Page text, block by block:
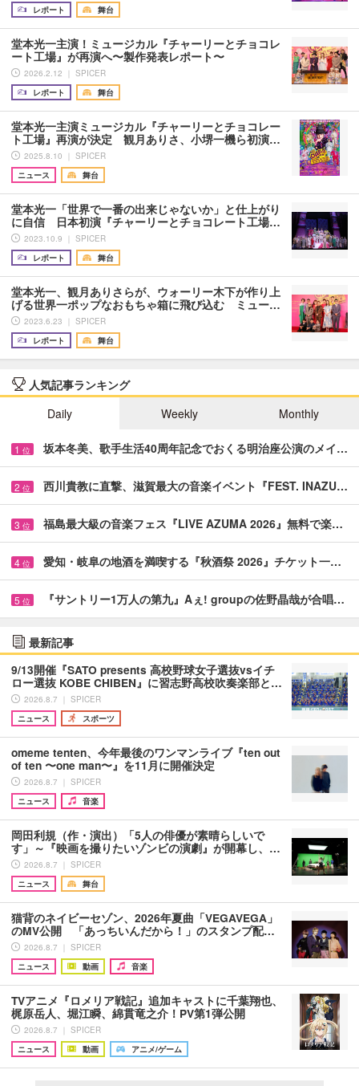
レポート 舞台
堂本光一主演！ミュージカル『チャーリーとチョコレ
ート工場』が再演へ〜製作発表レポート〜
2026.2.12 ｜ SPICER
レポート
舞台
堂本光一主演ミュージカル『チャーリーとチョコレー
ト工場』再演が決定 観月ありさ、小堺一機ら初演…
2025.8.10 ｜ SPICER
ニュース
舞台
堂本光一「世界で一番の出来じゃないか」と仕上がり
に自信 日本初演『チャーリーとチョコレート工場…
2023.10.9 ｜ SPICER
レポート
舞台
堂本光一、観月ありさらが、ウォーリー木下が作り上
げる世界一ポップなおもちゃ箱に飛び込む ミュー…
2023.6.23 ｜ SPICER
レポート
舞台
人気記事ランキング
Daily
Weekly Monthly
1 位 坂本冬美、歌手生活40周年記念でおくる明治座公演のメイ…
2 位 西川貴教に直撃、滋賀最大の音楽イベント『FEST. INAZU…
3 位 福島最大級の音楽フェス『LIVE AZUMA 2026』無料で楽…
4 位 愛知・岐阜の地酒を満喫する『秋酒祭 2026』チケット一…
5 位 『サントリー1万人の第九』Aぇ! groupの佐野晶哉が合唱…
最新記事
9/13開催『SATO presents 高校野球女子選抜vsイチ
ロー選抜 KOBE CHIBEN』に習志野高校吹奏楽部と…
2026.8.7 ｜ SPICER
ニュース
スポーツ
omeme tenten、今年最後のワンマンライブ『ten out
of ten 〜one man〜』を11月に開催決定
2026.8.7 ｜ SPICER
ニュース
音楽
岡田利規（作・演出）「5人の俳優が素晴らしいで
す」～『映画を撮りたいゾンビの演劇』が開幕し、…
2026.8.7 ｜ SPICER
ニュース
舞台
猫背のネイビーセゾン、2026年夏曲「VEGAVEGA」
のMV公開 「あっちいんだから！」のスタンプ配…
2026.8.7 ｜ SPICER
ニュース
動画 音楽
TVアニメ『ロメリア戦記』追加キャストに千葉翔也、
梶原岳人、堀江瞬、綿貫竜之介！PV第1弾公開
2026.8.7 ｜ SPICER
ニュース
動画 アニメ/ゲーム